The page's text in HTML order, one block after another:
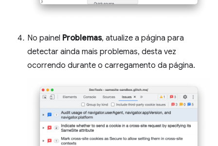
No painel Problemas, atualize a página para
detectar ainda mais problemas, desta vez
ocorrendo durante o carregamento da página.